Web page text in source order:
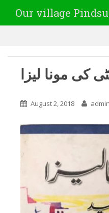
Our village
کی مونا لیزا
August 2, 2018 admin